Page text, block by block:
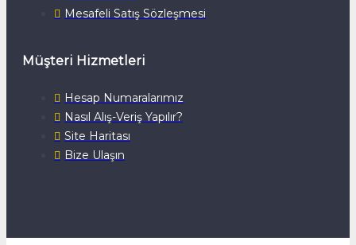
Mesafeli Satış Sözleşmesi
Müşteri Hizmetleri
Hesap Numaralarımız
Nasıl Alış-Veriş Yapılır?
Site Haritası
Bize Ulaşın